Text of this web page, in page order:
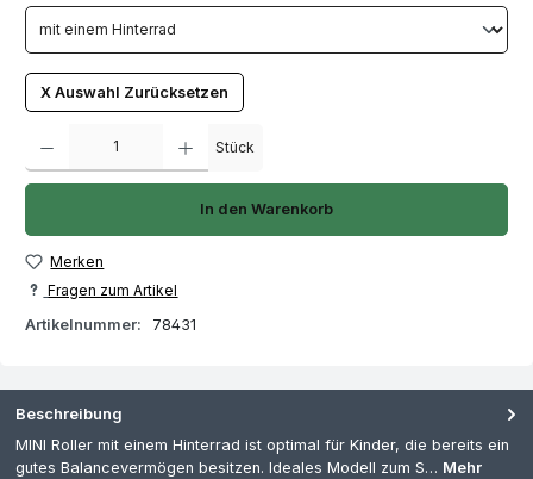
X Auswahl Zurücksetzen
Stück
In den Warenkorb
Merken
Fragen zum Artikel
Artikelnummer:
78431
Beschreibung
MINI Roller mit einem Hinterrad ist optimal für Kinder, die bereits ein
gutes Balancevermögen besitzen. Ideales Modell zum S… Mehr